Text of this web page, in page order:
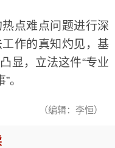
点难点问题进行深
作的真知灼见，基
显，立法这件“专业
。
（编辑：李恒）